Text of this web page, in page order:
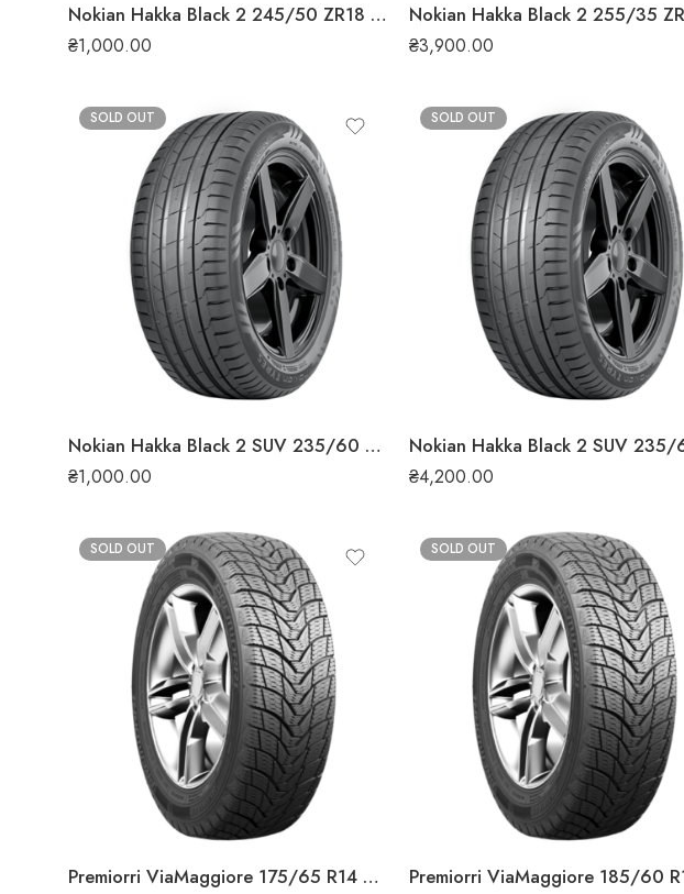
Nokian Hakka Black 2 245/50 ZR18 100Y літня шина
₴1,000.00 ₴3,900.00
SOLD OUT
Nokian Hakka Black 2 SUV 235/60 R18 107W XL літня шина
₴1,000.00
SOLD OUT
₴4,200.00
SOLD OUT
Premiorri ViaMaggiore 175/65 R14 82T зимова шина
SOLD OUT